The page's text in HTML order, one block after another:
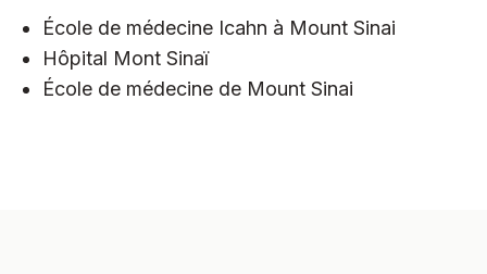
École de médecine Icahn à Mount Sinai
Hôpital Mont Sinaï
École de médecine de Mount Sinai